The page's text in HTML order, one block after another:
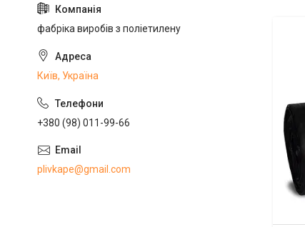
фабріка виробів з поліетилену
Київ, Україна
+380 (98) 011-99-66
plivkape@gmail.com